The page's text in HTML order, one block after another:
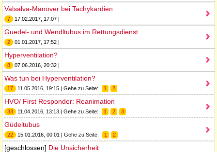
Valsalva-Manöver bei Tachykardien
7 17.02.2017, 17:07 |
Guedel- und Wendltubus im Rettungsdienst
2 01.01.2017, 17:52 |
Hyperventilation?
8 07.06.2016, 20:32 |
Was tun bei Hyperventilation?
17 11.05.2016, 19:15 | Gehe zu Seite: 1 2
HVO/ First Responder: Reanimation
33 11.04.2016, 13:13 | Gehe zu Seite: 1 2 3
Güdeltubus
22 15.01.2016, 00:01 | Gehe zu Seite: 1 2
[geschlossen] Die Unsicherheit